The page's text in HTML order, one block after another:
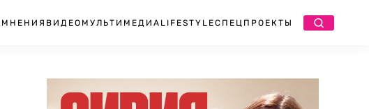
МНЕНИЯ ВИДЕО МУЛЬТИМЕДИА LIFESTYLEСПЕЦПРОЕКТЫ